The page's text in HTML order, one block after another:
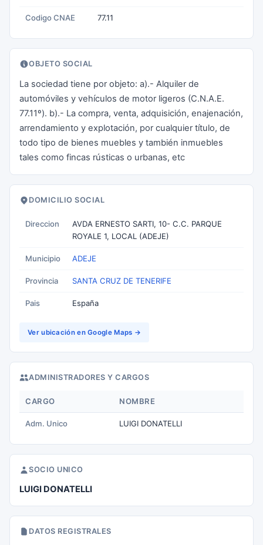
Codigo CNAE 77.11
OBJETO SOCIAL
La sociedad tiene por objeto: a).- Alquiler de
automóviles y vehículos de motor ligeros (C.N.A.E.
77.11º). b).- La compra, venta, adquisición, enajenación,
arrendamiento y explotación, por cualquier título, de
todo tipo de bienes muebles y también inmuebles
tales como fincas rústicas o urbanas, etc
DOMICILIO SOCIAL
Direccion
AVDA ERNESTO SARTI, 10- C.C. PARQUE
ROYALE 1, LOCAL (ADEJE)
Municipio ADEJE
Provincia SANTA CRUZ DE TENERIFE
Pais España
Ver ubicación en Google Maps →
ADMINISTRADORES Y CARGOS
CARGO NOMBRE
Adm. Unico LUIGI DONATELLI
SOCIO UNICO
LUIGI DONATELLI
DATOS REGISTRALES